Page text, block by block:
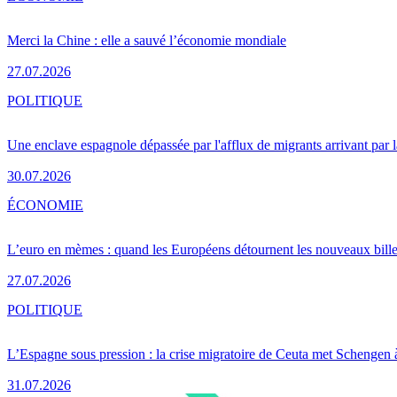
Merci la Chine : elle a sauvé l’économie mondiale
27.07.2026
Une enclave espagnole dépassée par l'afflux de migrants arrivant par
30.07.2026
POLITIQUE
L’euro en mèmes : quand les Européens détournent les nouveaux
27.07.2026
ÉCONOMIE
L’Espagne sous pression : la crise migratoire de Ceuta met Schengen
31.07.2026
POLITIQUE